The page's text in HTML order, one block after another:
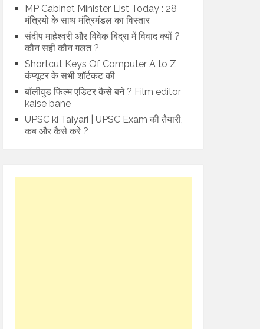
MP Cabinet Minister List Today : 28
मंत्रियो के साथ मंत्रिमंडल का विस्तार
संदीप माहेश्वरी और विवेक बिंद्रा में विवाद क्यों ?
कौन सही कौन गलत ?
Shortcut Keys Of Computer A to Z
कंप्यूटर के सभी शॉर्टकट की
बॉलीवुड फिल्म एडिटर कैसे बने ? Film editor
kaise bane
UPSC ki Taiyari | UPSC Exam की तैयारी,
कब और कैसे करे ?